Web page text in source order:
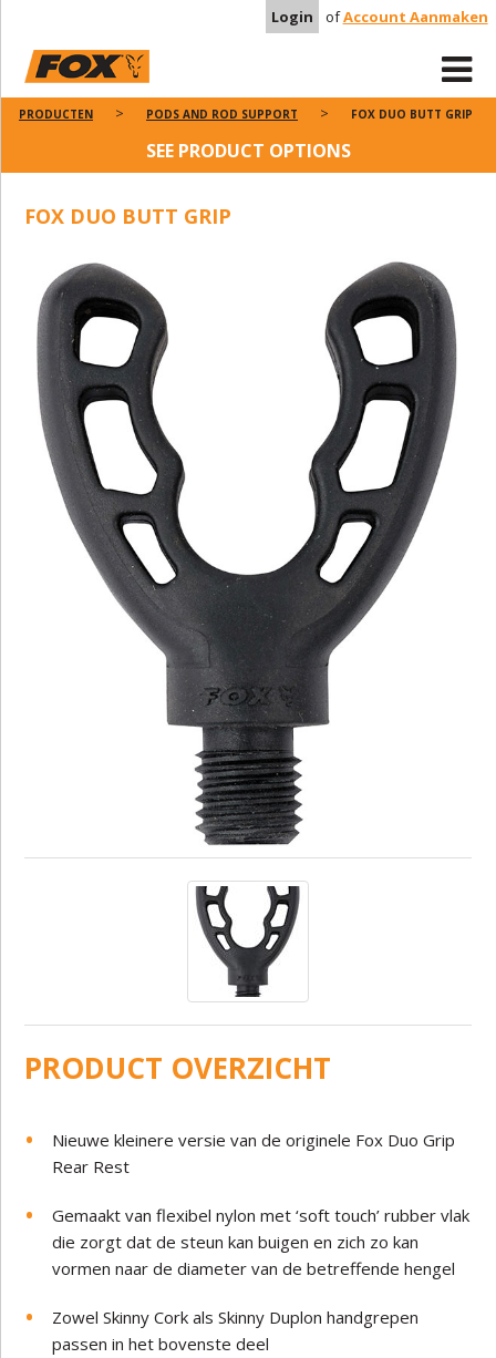
Login ofAccount Aanmaken
PRODUCTEN PODS AND ROD SUPPORT FOX DUO BUTT GRIP
SEE PRODUCT OPTIONS
FOX DUO BUTT GRIP
PRODUCT OVERZICHT
Nieuwe kleinere versie van de originele Fox Duo Grip
Rear Rest
Gemaakt van flexibel nylon met ‘soft touch’ rubber vlak
die zorgt dat de steun kan buigen en zich zo kan
vormen naar de diameter van de betreffende hengel
Zowel Skinny Cork als Skinny Duplon handgrepen
passen in het bovenste deel